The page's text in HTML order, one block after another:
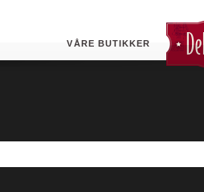
VÅRE BUTIKKER